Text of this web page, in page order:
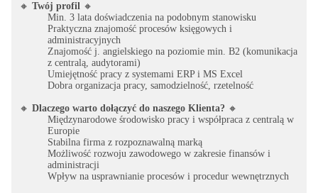
🔸Twój profil 🔸
Min. 3 lata doświadczenia na podobnym stanowisku
Praktyczna znajomość procesów księgowych i
administracyjnych
Znajomość j. angielskiego na poziomie min. B2 (komunikacja
z centralą, audytorami)
Umiejętność pracy z systemami ERP i MS Excel
Dobra organizacja pracy, samodzielność, rzetelność
🔸Dlaczego warto dołączyć do naszego Klienta? 🔸
Międzynarodowe środowisko pracy i współpraca z centralą w
Europie
Stabilna firma z rozpoznawalną marką
Możliwość rozwoju zawodowego w zakresie finansów i
administracji
Wpływ na usprawnianie procesów i procedur wewnętrznych